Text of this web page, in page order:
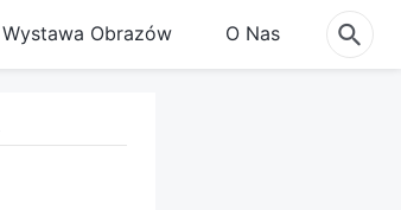
Wystawa Obrazów O Nas